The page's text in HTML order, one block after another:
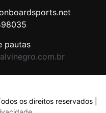
pautas
os direitos reservados |